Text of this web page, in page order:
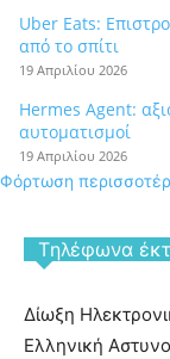
Uber Eats:
από το σπίτι
19 Απριλίου 2026
Hermes Agent:
αυτοματισμοί
19 Απριλίου 2026
Φόρτωση
Tηλέφωνα
Δίωξη
Ελληνική